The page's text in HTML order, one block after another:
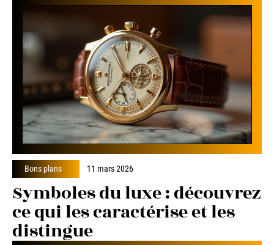
Bons plans 11 mars 2026
Symboles du luxe : découvrez
ce qui les caractérise et les
distingue